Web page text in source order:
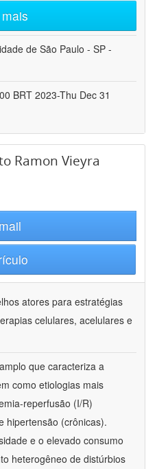
de São Paulo - SP -
BRT 2023-Thu Dec 31
Ramon Vieyra
atores para estratégias
celulares, acelulares e
que caracteriza a
como etiologias mais
reperfusão (I/R)
hipertensão (crônicas).
e o elevado consumo
heterogêneo de distúrbios